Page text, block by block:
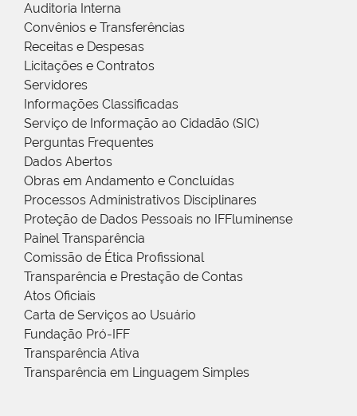
Auditoria Interna
Convênios e Transferências
Receitas e Despesas
Licitações e Contratos
Servidores
Informações Classificadas
Serviço de Informação ao Cidadão (SIC)
Perguntas Frequentes
Dados Abertos
Obras em Andamento e Concluídas
Processos Administrativos Disciplinares
Proteção de Dados Pessoais no IFFluminense
Painel Transparência
Comissão de Ética Profissional
Transparência e Prestação de Contas
Atos Oficiais
Carta de Serviços ao Usuário
Fundação Pró-IFF
Transparência Ativa
Transparência em Linguagem Simples